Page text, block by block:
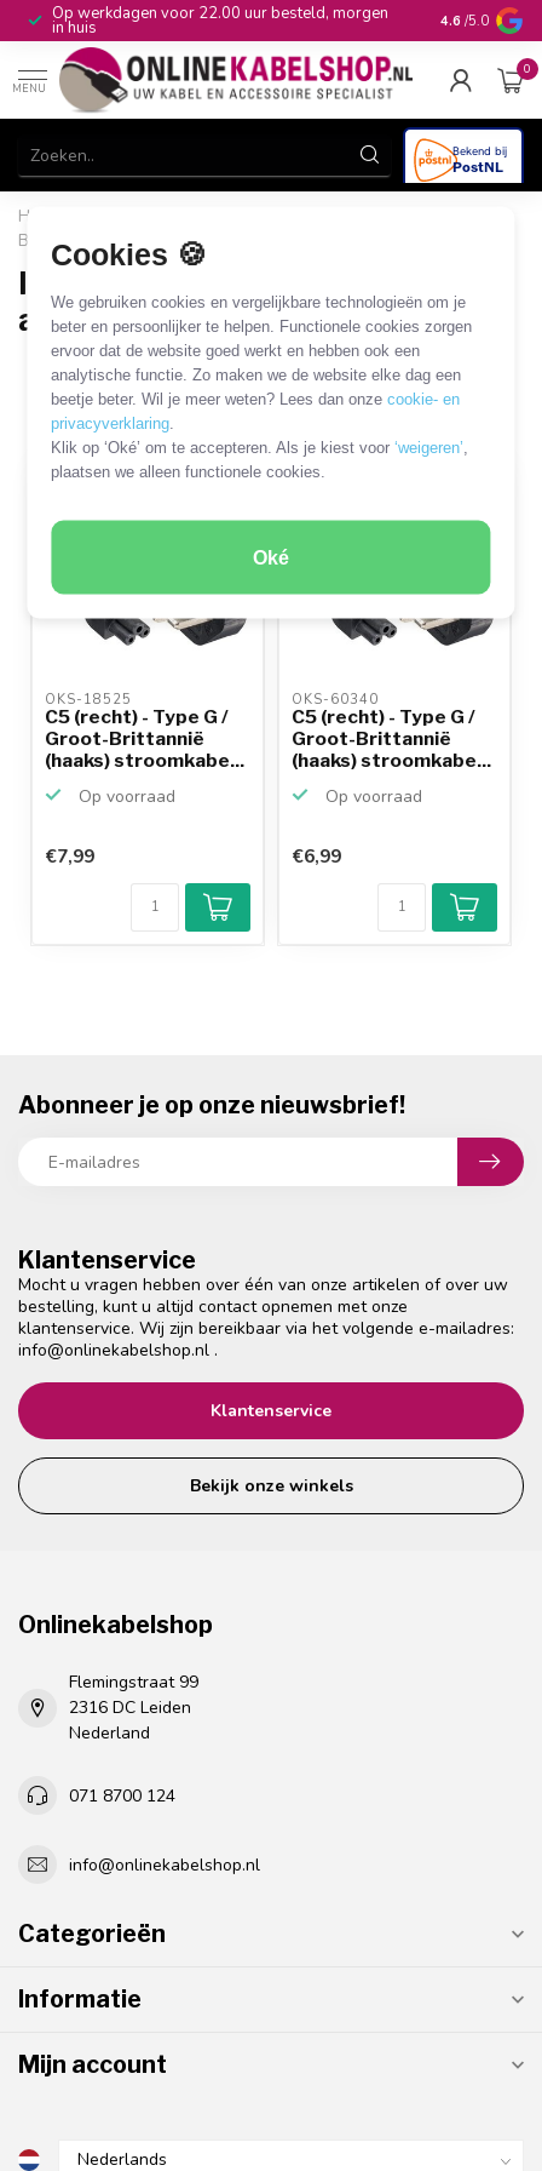
Cookies 🍪
We gebruiken cookies en vergelijkbare technologieën om je
beter en persoonlijker te helpen. Functionele cookies zorgen
ervoor dat de website goed werkt en hebben ook een
analytische functie. Zo maken we de website elke dag een
beetje beter. Wil je meer weten? Lees dan onzecookie- en
privacyverklaring
Klik op ‘Oké’ om te accepteren. Als je kiest voor‘weigeren’
plaatsen we alleen functionele cookies.
Oké
Op werkdagen voor 22.00 uur besteld, morgen
in huis 10+jaar
4.6 /5.0
MENU
0
Home
Brittannië (type G)
IEC C5 - stopcontact kabels en adapters
IEC C5 - stopcontact kabels en
adapters
2 PRODUCTEN
Filters
OKS-18525
C5 (recht) - Type G /
Groot-Brittannië
(haaks) stroomkabe...
Op voorraad
€7,99
OKS-60340
C5 (recht) - Type G /
Groot-Brittannië
(haaks) stroomkabe...
Op voorraad
€6,99
Klantenservice
Mocht u vragen hebben over één van onze artikelen of over uw
bestelling, kunt u altijd contact opnemen met onze
klantenservice. Wij zijn bereikbaar via het volgende e-mailadres:
info@onlinekabelshop.nl .
Klantenservice
Bekijk onze winkels
Abonneer je op onze nieuwsbrief!
Onlinekabelshop
Flemingstraat 99
2316 DC Leiden
Nederland
071 8700 124
info@onlinekabelshop.nl
Categorieën
Informatie
Mijn account